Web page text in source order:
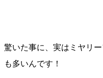
驚いた事に、実はミヤリ
も多いんです！